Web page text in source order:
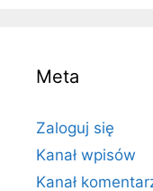
Meta
Zaloguj się
Kanał wpisów
Kanał